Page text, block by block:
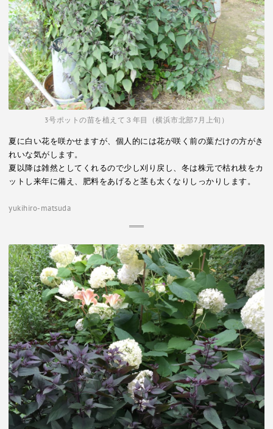
3号ポットの苗を植えて３年目（横浜市北部7月上旬）
夏に白い花を咲かせますが、個人的には花が咲く前の葉だけの方がき
れいな気がします。
夏以降は雑然としてくれるので少し刈り戻し、冬は株元で枯れ枝をカ
ットし来年に備え、肥料をあげると茎も太くなりしっかりします。
yukihiro-matsuda